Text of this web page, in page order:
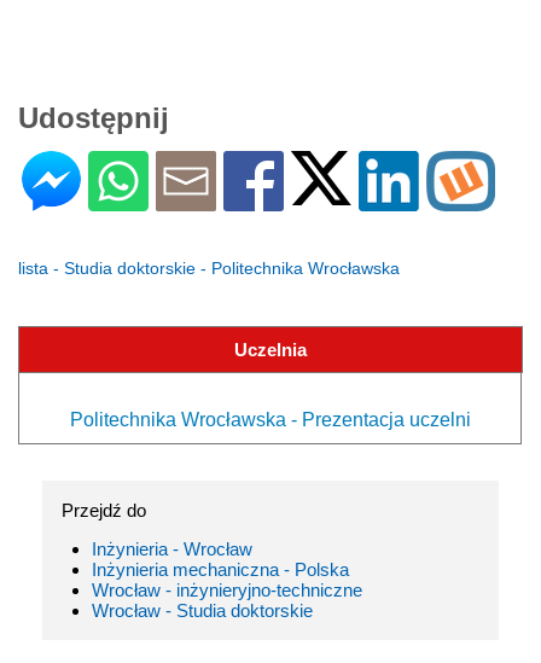
Udostępnij
lista - Studia doktorskie - Politechnika Wrocławska
Uczelnia
Politechnika Wrocławska - Prezentacja uczelni
Przejdź do
Inżynieria - Wrocław
Inżynieria mechaniczna - Polska
Wrocław - inżynieryjno-techniczne
Wrocław - Studia doktorskie